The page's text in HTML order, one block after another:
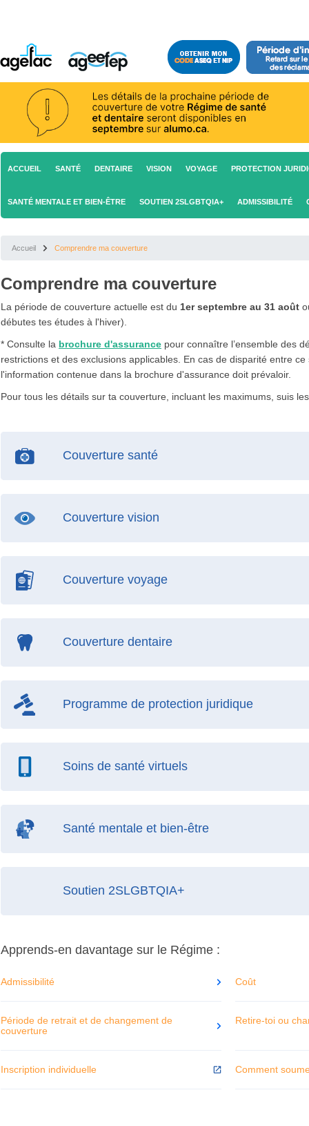
ACCUEIL SANTÉ DENTAIRE VISION VOYAGE PROTECTION
SANTÉ MENTALE ET BIEN-ÊTRE SOUTIEN 2SLGBTQIA+ ADMISSIBILITÉ
Accueil Comprendre ma couverture
Comprendre ma couverture
La période de couverture actuelle est du 1er septembre au 31 août
débutes tes études à l'hiver).
* Consulte la brochure d'assurance pour connaître l’ensemble des
restrictions et des exclusions applicables. En cas de disparité entre
l'information contenue dans la brochure d'assurance doit prévaloir.
Pour tous les détails sur ta couverture, incluant les maximums, suis
Couverture santé
Couverture vision
Couverture voyage
Couverture dentaire
Programme de protection juridique
Soins de santé virtuels
Santé mentale et bien-être
Soutien 2SLGBTQIA+
Apprends-en davantage sur le Régime :
Admissibilité Coût
Période de retrait et de changement de
couverture
Retire-toi ou
Inscription individuelle Comment